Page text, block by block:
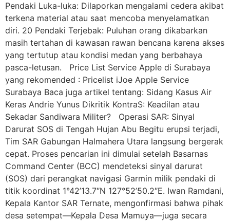
Pendaki Luka-luka: Dilaporkan mengalami cedera akibat
terkena material atau saat mencoba menyelamatkan
diri. 20 Pendaki Terjebak: Puluhan orang dikabarkan
masih tertahan di kawasan rawan bencana karena akses
yang tertutup atau kondisi medan yang berbahaya
pasca-letusan. Price List Service Apple di Surabaya
yang rekomended : Pricelist iJoe Apple Service
Surabaya Baca juga artikel tentang: Sidang Kasus Air
Keras Andrie Yunus Dikritik KontraS: Keadilan atau
Sekadar Sandiwara Militer? Operasi SAR: Sinyal
Darurat SOS di Tengah Hujan Abu Begitu erupsi terjadi,
Tim SAR Gabungan Halmahera Utara langsung bergerak
cepat. Proses pencarian ini dimulai setelah Basarnas
Command Center (BCC) mendeteksi sinyal darurat
(SOS) dari perangkat navigasi Garmin milik pendaki di
titik koordinat 1°42’13.7″N 127°52’50.2″E. Iwan Ramdani,
Kepala Kantor SAR Ternate, mengonfirmasi bahwa pihak
desa setempat—Kepala Desa Mamuya—juga secara